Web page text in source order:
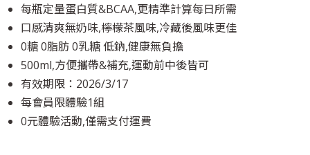
每瓶定量蛋白質&BCAA,更精準計算每日所需
口感清爽無奶味,檸檬茶風味,冷藏後風味更佳
0糖 0脂肪 0乳糖 低鈉,健康無負擔
500ml,方便攜帶&補充,運動前中後皆可
有效期限：2026/3/17
每會員限體驗1組
0元體驗活動,僅需支付運費